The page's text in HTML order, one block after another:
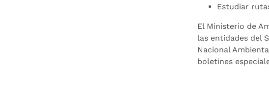
Estudiar
El Ministerio de
las entidades del
Nacional
boletines